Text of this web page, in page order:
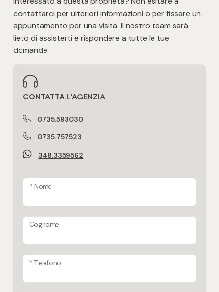
contattarci per ulteriori informazioni o per fissare un
appuntamento per una visita. Il nostro team sarà
lieto di assisterti e rispondere a tutte le tue
domande.
CONTATTA L'AGENZIA
0735.593030
0735.757523
348.3359562
* Nome
Cognome
* Telefono
Posto auto/Box
Balcone/Terrazzo
Arredato
Nuova costruzione
Lusso